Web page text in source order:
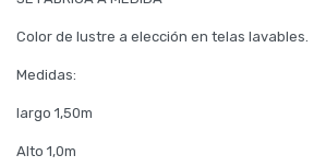
Color de lustre a elección en telas lavables.
Medidas:
largo 1,50m
Alto 1,0m